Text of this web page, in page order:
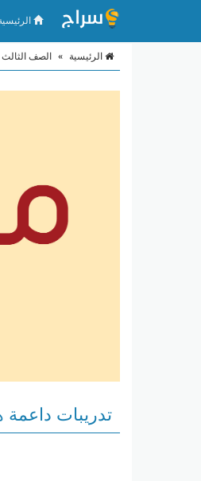
الرئيسية » الصف الثالث
تدريبات داعمة